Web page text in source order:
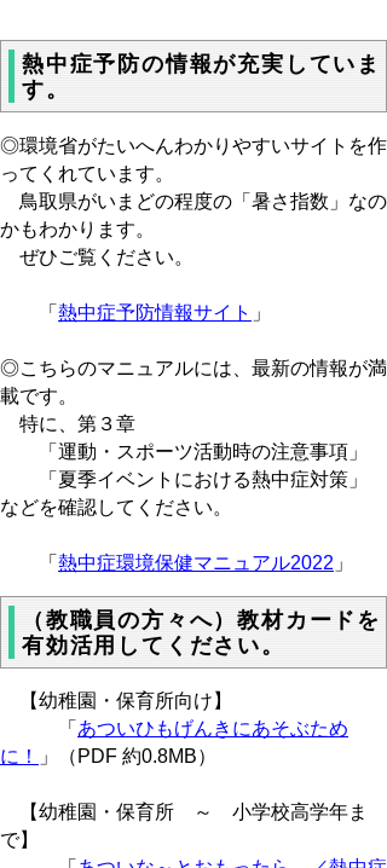
熱中症予防の情報が充実していま
す。
◎環境省がたいへんわかりやすいサイトを作
ってくれています。
鳥取県がいまどの程度の「暑さ指数」なの
かもわかります。
ぜひご覧ください。
「 熱中症予防情報サイト 」
◎こちらのマニュアルには、最新の情報が満
載です。
特に、第３章
「運動・スポーツ活動時の注意事項」
「夏季イベントにおける熱中症対策」
などを確認してください。
「 熱中症環境保健マニュアル2022 」
（教職員の方々へ）教材カードを
有効活用してください。
【幼稚園・保育所向け】
「 あついひもげんきにあそぶため
に！
」（PDF 約0.8MB）
【幼稚園・保育所 ～ 小学校高学年ま
で】